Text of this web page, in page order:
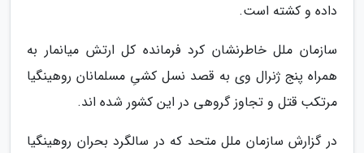
داده و کشته است.
سازمان ملل خاطرنشان کرد فرمانده کل ارتش میانمار به
همراه پنج ژنرال وی به قصد نسل کشیِ مسلمانان روهینگیا
مرتکب قتل و تجاوز گروهی در این کشور شده اند.
در گزارش سازمان ملل متحد که در سالگرد بحران روهینگیا